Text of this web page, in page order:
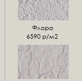
Флора
6590 р/м2